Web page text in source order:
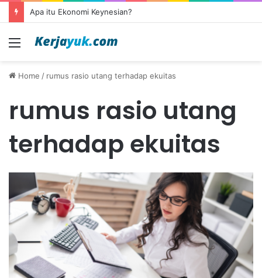
Apa itu Ekonomi Keynesian?
Menu
Home / rumus rasio utang terhadap ekuitas
rumus rasio utang
terhadap ekuitas